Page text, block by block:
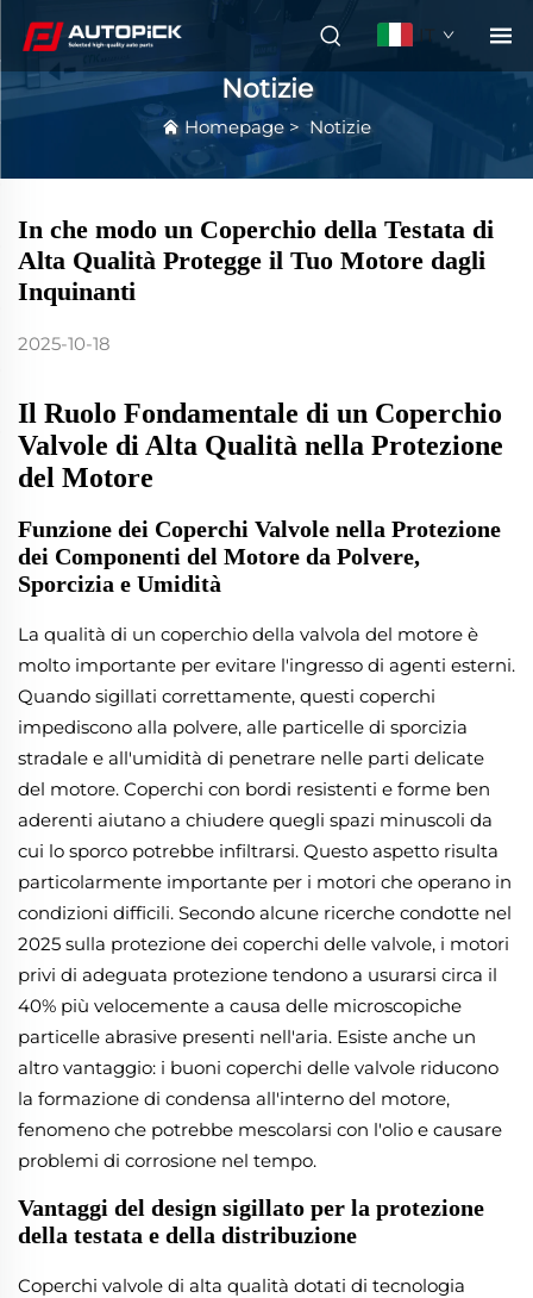
IT
Notizie
Homepage >Notizie
In che modo un Coperchio della Testata di
Alta Qualità Protegge il Tuo Motore dagli
Inquinanti
2025-10-18
Il Ruolo Fondamentale di un Coperchio
Valvole di Alta Qualità nella Protezione
del Motore
Funzione dei Coperchi Valvole nella Protezione
dei Componenti del Motore da Polvere,
Sporcizia e Umidità
La qualità di un coperchio della valvola del motore è
molto importante per evitare l'ingresso di agenti esterni.
Quando sigillati correttamente, questi coperchi
impediscono alla polvere, alle particelle di sporcizia
stradale e all'umidità di penetrare nelle parti delicate
del motore. Coperchi con bordi resistenti e forme ben
aderenti aiutano a chiudere quegli spazi minuscoli da
cui lo sporco potrebbe infiltrarsi. Questo aspetto risulta
particolarmente importante per i motori che operano in
condizioni difficili. Secondo alcune ricerche condotte nel
2025 sulla protezione dei coperchi delle valvole, i motori
privi di adeguata protezione tendono a usurarsi circa il
40% più velocemente a causa delle microscopiche
particelle abrasive presenti nell'aria. Esiste anche un
altro vantaggio: i buoni coperchi delle valvole riducono
la formazione di condensa all'interno del motore,
fenomeno che potrebbe mescolarsi con l'olio e causare
problemi di corrosione nel tempo.
Vantaggi del design sigillato per la protezione
della testata e della distribuzione
Coperchi valvole di alta qualità dotati di tecnologia